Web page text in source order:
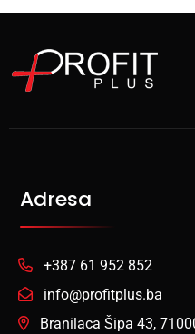
Adresa
+387 61 952 852
info@profitplus.ba
Branilaca Šipa 43,